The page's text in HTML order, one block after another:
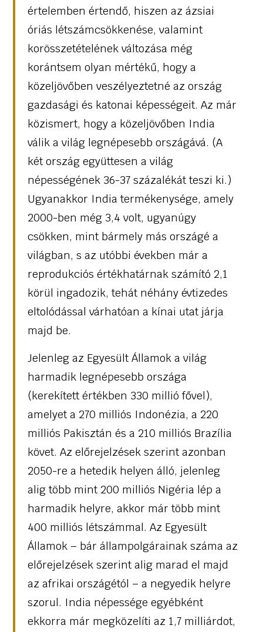
értelemben értendő, hiszen az ázsiai
óriás létszámcsökkenése, valamint
korösszetételének változása még
korántsem olyan mértékű, hogy a
közeljövőben veszélyeztetné az ország
gazdasági és katonai képességeit. Az már
közismert, hogy a közeljövőben India
válik a világ legnépesebb országává. (A
két ország együttesen a világ
népességének 36-37 százalékát teszi ki.)
Ugyanakkor India termékenysége, amely
2000-ben még 3,4 volt, ugyanúgy
csökken, mint bármely más országé a
világban, s az utóbbi években már a
reprodukciós értékhatárnak számító 2,1
körül ingadozik, tehát néhány évtizedes
eltolódással várhatóan a kínai utat járja
majd be.
Jelenleg az Egyesült Államok a világ
harmadik legnépesebb országa
(kerekített értékben 330 millió fővel),
amelyet a 270 milliós Indonézia, a 220
milliós Pakisztán és a 210 milliós Brazília
követ. Az előrejelzések szerint azonban
2050-re a hetedik helyen álló, jelenleg
alig több mint 200 milliós Nigéria lép a
harmadik helyre, akkor már több mint
400 milliós létszámmal. Az Egyesült
Államok – bár állampolgárainak száma az
előrejelzések szerint alig marad el majd
az afrikai országétól – a negyedik helyre
szorul. India népessége egyébként
ekkorra már megközelíti az 1,7 milliárdot,